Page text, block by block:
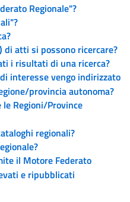
Regionale"?
di atti si possono ricercare?
i risultati di una ricerca?
interesse vengo indirizzato
provincia autonoma?
Regioni/Province
regionali?
il Motore Federato
e ripubblicati